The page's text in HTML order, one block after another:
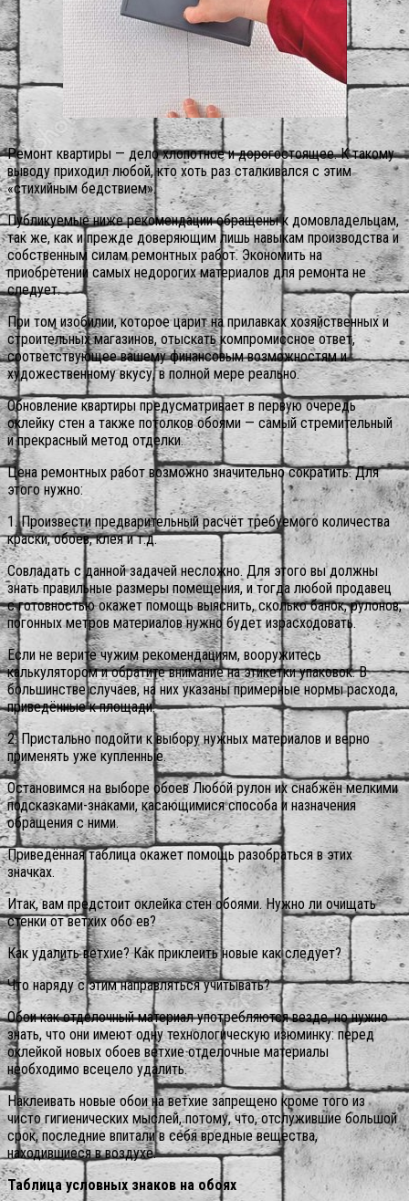
Ремонт квартиры — дело хлопотное и дорогостоящее. К такому
выводу приходил любой, кто хоть раз сталкивался с этим
«стихийным бедствием».
Публикуемые ниже рекомендации обращены к домовладельцам,
так же, как и прежде доверяющим лишь навыкам производства и
собственным силам ремонтных работ. Экономить на
приобретении самых недорогих материалов для ремонта не
следует.
При том изобилии, которое царит на прилавках хозяйственных и
строительных магазинов, отыскать компромиссное ответ,
соответствующее вашему финансовым возможностям и
художественному вкусу, в полной мере реально.
Обновление квартиры предусматривает в первую очередь
оклейку стен а также потолков обоями — самый стремительный
и прекрасный метод отделки.
Цена ремонтных работ возможно значительно сократить. Для
этого нужно:
1. Произвести предварительный расчёт требуемого количества
краски, обоев, клея и т.д.
Совладать с данной задачей несложно. Для этого вы должны
знать правильные размеры помещения, и тогда любой продавец
с готовностью окажет помощь выяснить, сколько банок, рулонов,
погонных метров материалов нужно будет израсходовать.
Если не верите чужим рекомендациям, вооружитесь
калькулятором и обратите внимание на этикетки упаковок. В
большинстве случаев, на них указаны примерные нормы расхода,
приведённые к площади.
2. Пристально подойти к выбору нужных материалов и верно
применять уже купленные.
Остановимся на выборе обоев Любой рулон их снабжён мелкими
подсказками-знаками, касающимися способа и назначения
обращения с ними.
Приведённая таблица окажет помощь разобраться в этих
значках.
Итак, вам предстоит оклейка стен обоями. Нужно ли очищать
стенки от ветхих обо ев?
Как удалить ветхие? Как приклеить новые как следует?
Что наряду с этим направляться учитывать?
Обои как отделочный материал употребляются везде, но нужно
знать, что они имеют одну технологическую изюминку: перед
оклейкой новых обоев ветхие отделочные материалы
необходимо всецело удалить.
Наклеивать новые обои на ветхие запрещено кроме того из
чисто гигиенических мыслей, потому, что, отслужившие большой
срок, последние впитали в себя вредные вещества,
находившиеся в воздухе.
Таблица условных знаков на обоях